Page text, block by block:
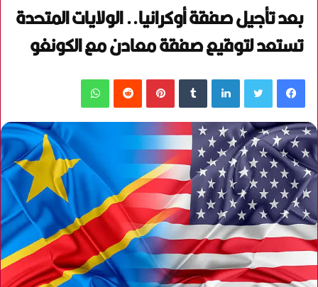
بعد تأجيل صفقة أوكرانيا.. الولايات المتحدة
تستعد لتوقيع صفقة معادن مع الكونغو
فيسبوك لينكدإن بينتيريست